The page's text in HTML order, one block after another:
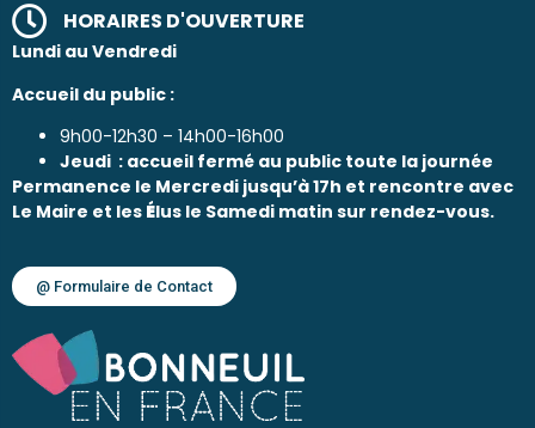
HORAIRES D'OUVERTURE
Lundi au Vendredi
Accueil du public :
9h00-12h30 – 14h00-16h00
Jeudi : accueil fermé au public toute la journée
Permanence le Mercredi jusqu’à 17h et rencontre avec
Le Maire et les Élus le Samedi matin sur rendez-vous.
@ Formulaire de Contact